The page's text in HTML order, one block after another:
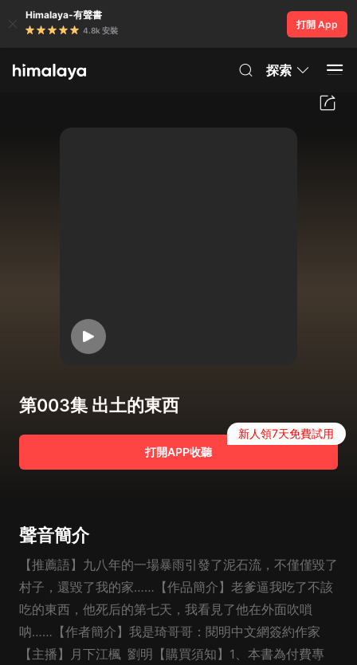
Himalaya-有聲書
4.8k 安裝
打開 App
探索
第003集 出土的東西
打開APP收聽
新人領7天免費試用
聲音簡介
【推薦語】九八年的一場暴雨引發了泥石流，不僅僅毀了
村子，還毀了我的家……【作品簡介】老爹逼我吃了不該
吃的東西，他死后的第七天，我看見了他在外面吹嗩
呐……【作者簡介】我是琦哥哥：閱明中文網簽約作家
【主播】月下江楓 劉明【購買須知】1、本書為付費專